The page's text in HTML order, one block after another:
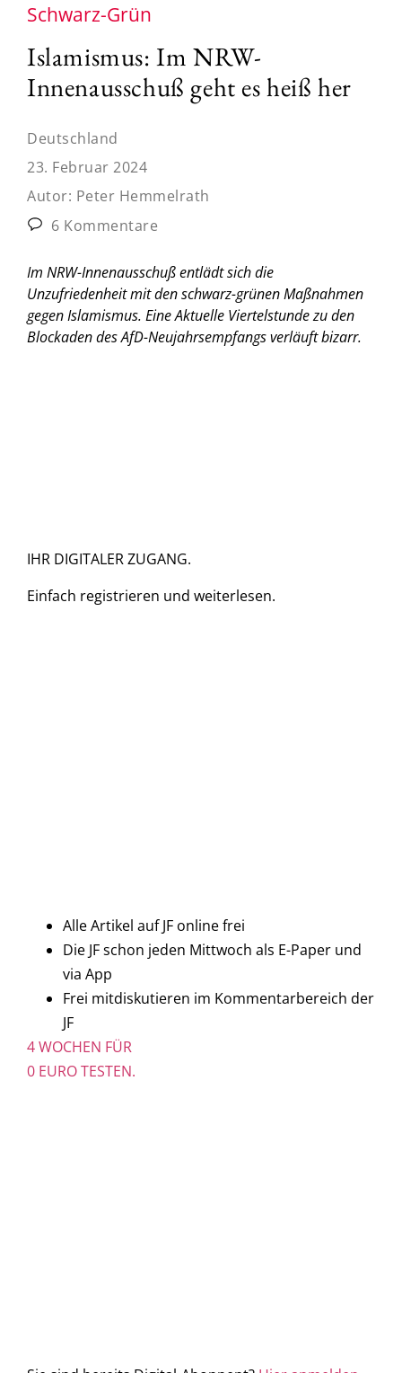
Schwarz-Grün
Islamismus: Im NRW-
Innenausschuß geht es heiß her
Deutschland
23. Februar 2024
Autor: Peter Hemmelrath
6 Kommentare
Im NRW-Innenausschuß entlädt sich die
Unzufriedenheit mit den schwarz-grünen Maßnahmen
gegen Islamismus. Eine Aktuelle Viertelstunde zu den
Blockaden des AfD-Neujahrsempfangs verläuft bizarr.
IHR DIGITALER ZUGANG.
Einfach registrieren und weiterlesen.
Alle Artikel auf JF online frei
Die JF schon jeden Mittwoch als E-Paper und
via App
Frei mitdiskutieren im Kommentarbereich der
JF
4 WOCHEN FÜR
0 EURO TESTEN.